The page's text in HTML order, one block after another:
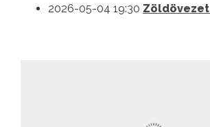
2026-05-04 19:30 Zöldövezet